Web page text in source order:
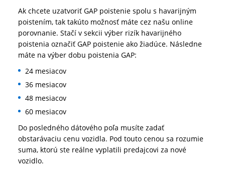
Ak chcete uzatvoriť GAP poistenie spolu s havarijným
poistením, tak takúto možnosť máte cez našu online
porovnanie. Stačí v sekcii výber rizík havarijného
poistenia označiť GAP poistenie ako žiadúce. Následne
máte na výber dobu poistenia GAP:
24 mesiacov
36 mesiacov
48 mesiacov
60 mesiacov
Do posledného dátového poľa musíte zadať
obstarávaciu cenu vozidla. Pod touto cenou sa rozumie
suma, ktorú ste reálne vyplatili predajcovi za nové
vozidlo.